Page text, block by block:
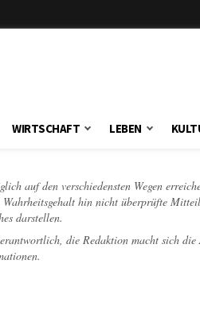
WIRTSCHAFT LEBEN
auf den verschiedensten Wegen
hin nicht überprüfte
darstellen.
die Redaktion macht sich die